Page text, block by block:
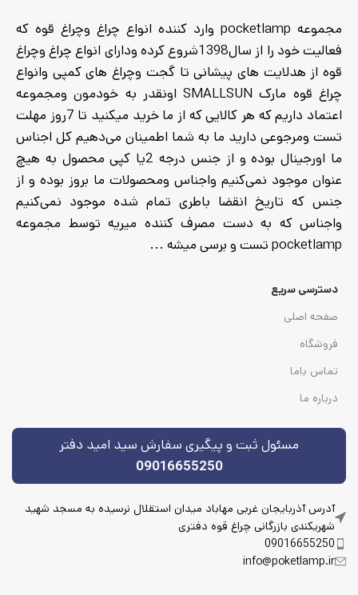
مجموعه pocketlamp وارد کننده انواع چراغ وچراغ قوه که
فعالیت خود را از سال1398شروع کرده ودارای انواع چراغ وچراغ
قوه از هدلایت های پیشانی تا گجت وچراغ های کمپی وانواع
چراغ قوه مارک SMALLSUN اونقدر به خودمون ومجموعه
اعتماد داریم که هر کالایی که از ما خرید میکنید تا 7روز مهلت
تست ومرجوعی دارید ما به شما اطمینان می‌دهیم کل اجناس
ما اورجینال بوده و از جنس درجه 2یا کپی محصول به هیچ
عنوان موجود نمی‌کنیم واجناس ومحصولات ما بروز بوده و از
جنس که تاریخ انقضا باطری تمام شده موجود نمی‌کنیم
واجناس که به دست مصرف کننده میریه توسط مجموعه
pocketlamp تست و برسی میشه ...
دسترسی سریع
صفحه اصلی
فروشگاه
تماس باما
درباره ما
مسئول ثبت و پیگیری سفارش سید امید دفتر
09016655250
آدرس آذربایجان غربی مهاباد میدان استقلال نرسیده به مسجد شهید
شهریکندی بازرگانی چراغ قوه دفتری
09016655250
info@poketlamp.ir